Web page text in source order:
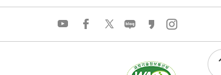
유
브
페
이
스
트
위
터
네
이
버
그
카
카
오
토
리
인
스
타